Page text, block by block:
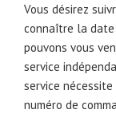
Vous désirez
connaître la date
pouvons vous
service
service nécessite
numéro de